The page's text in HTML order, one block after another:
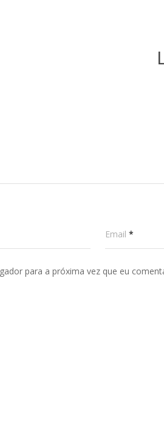
Email *
para a próxima vez que eu